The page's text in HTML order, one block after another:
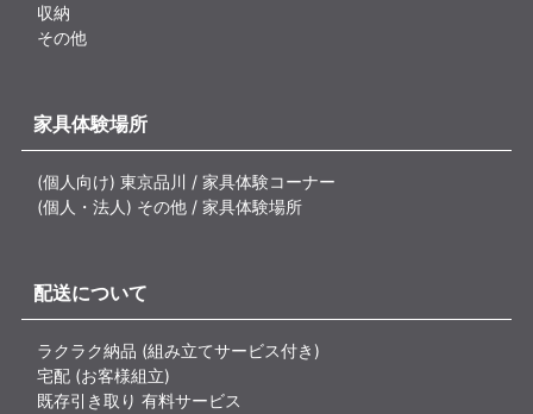
収納
その他
家具体験場所
(個人向け) 東京品川 / 家具体験コーナー
(個人・法人) その他 / 家具体験場所
配送について
ラクラク納品 (組み立てサービス付き)
宅配 (お客様組立)
既存引き取り 有料サービス